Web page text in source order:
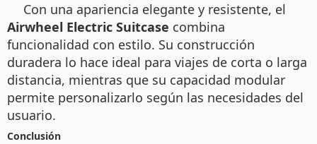
Con una apariencia elegante y resistente, el
Airwheel Electric Suitcase combina
funcionalidad con estilo. Su construcción
duradera lo hace ideal para viajes de corta o larga
distancia, mientras que su capacidad modular
permite personalizarlo según las necesidades del
usuario.
Conclusión